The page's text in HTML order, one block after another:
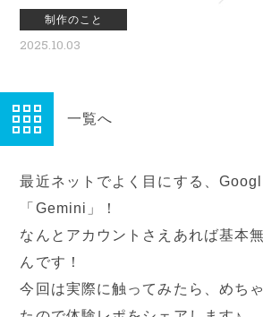
制作のこと
2025.10.03
一覧へ
最近ネットでよく目にする、
「Gemini」！
なんとアカウントさえあれば基本
んです！
今回は実際に触ってみたら、めち